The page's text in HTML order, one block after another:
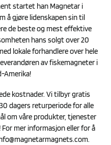
startet han Magnetar i
å gjøre lidenskapen sin til
de beste og mest effektive
hans solgt over 20
lokale forhandlere over hele
av fiskemagneter i
Amerika!
kostnader. Vi tilbyr gratis
dagers returperiode for alle
om våre produkter, tjenester
mer informasjon eller for å
.